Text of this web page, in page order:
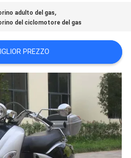
adulto del gas,
del ciclomotore del gas
PREZZO